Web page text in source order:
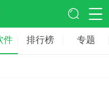
件 排行榜 专题